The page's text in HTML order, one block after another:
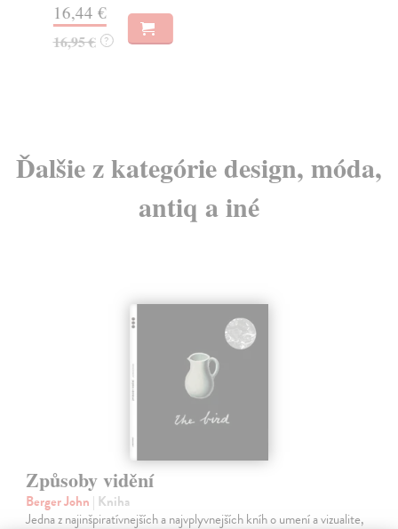
16,44 €
16,95 € ?
Ďalšie z kategórie design, móda,
antiq a iné
Způsoby vidění
Berger John | Kniha
Jedna z najinšpiratívnejších a najvplyvnejších kníh o umení a vizualite,